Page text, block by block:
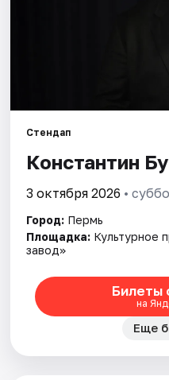
Площадки
Артисты
Рейтинги
Стендап
Константин
3 октября 2026 •
Город: Пермь
Площадка: Культурное
завод»
Билеты
на
Еще